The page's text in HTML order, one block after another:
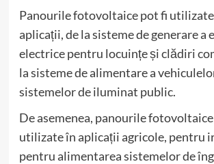
Panourile fotovoltaice pot fi
aplicații, de la sisteme de generare a
electrice pentru locuințe și clădiri
la sisteme de alimentare a
sistemelor de iluminat public.
De asemenea, panourile
utilizate în aplicații agricole, pentru
pentru alimentarea sistemelor de